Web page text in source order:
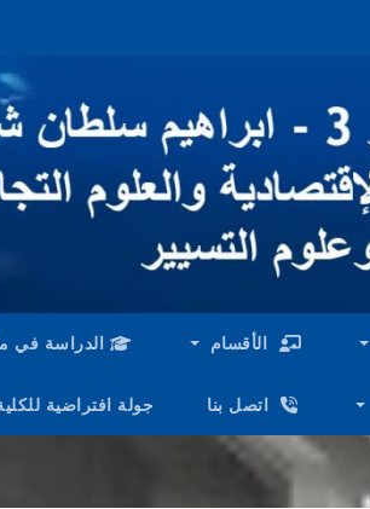
الأقسام الدراسة في
اتصل بنا جولة افتراضية